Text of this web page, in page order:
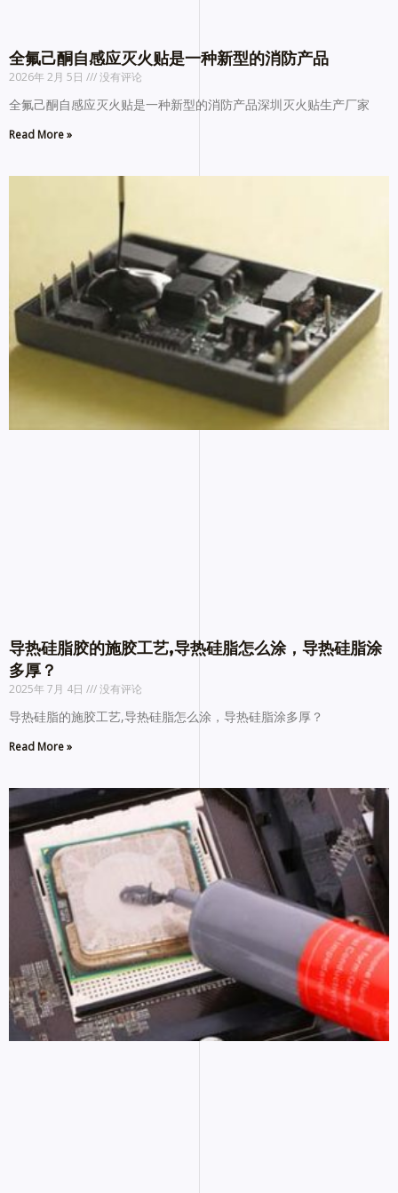
全氟己酮自感应灭火贴是一种新型的消防产品
2026年 2月 5日 没有评论
全氟己酮自感应灭火贴是一种新型的消防产品深圳灭火贴生产厂家
Read More »
导热硅脂胶的施胶工艺,导热硅脂怎么涂，导热硅脂涂
多厚？
2025年 7月 4日 没有评论
导热硅脂的施胶工艺,导热硅脂怎么涂，导热硅脂涂多厚？
Read More »